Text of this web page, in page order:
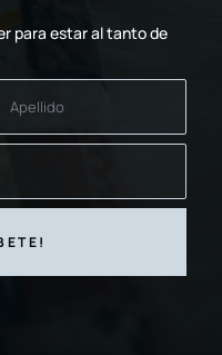
para estar al tanto de